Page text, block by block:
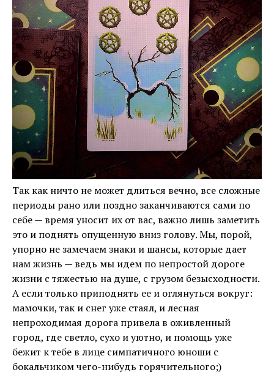
Так как ничто не может длиться вечно, все сложные
периоды рано или поздно заканчиваются сами по
себе — время уносит их от вас, важно лишь заметить
это и поднять опущенную вниз голову. Мы, порой,
упорно не замечаем знаки и шансы, которые дает
нам жизнь — ведь мы идем по непростой дороге
жизни с тяжестью на душе, с грузом безысходности.
А если только приподнять ее и оглянуться вокруг:
мамочки, так и снег уже стаял, и лесная
непроходимая дорога привела в оживленный
город, где светло, сухо и уютно, и помощь уже
бежит к тебе в лице симпатичного юноши с
бокальчиком чего-нибудь горячительного;)